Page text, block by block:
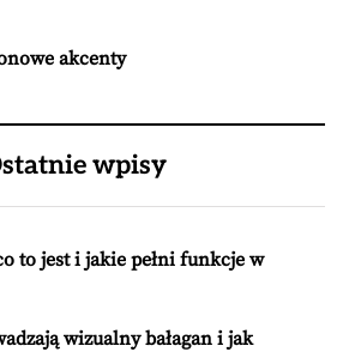
akcenty
wpisy
to jest i jakie pełni funkcje w
wizualny bałagan i jak